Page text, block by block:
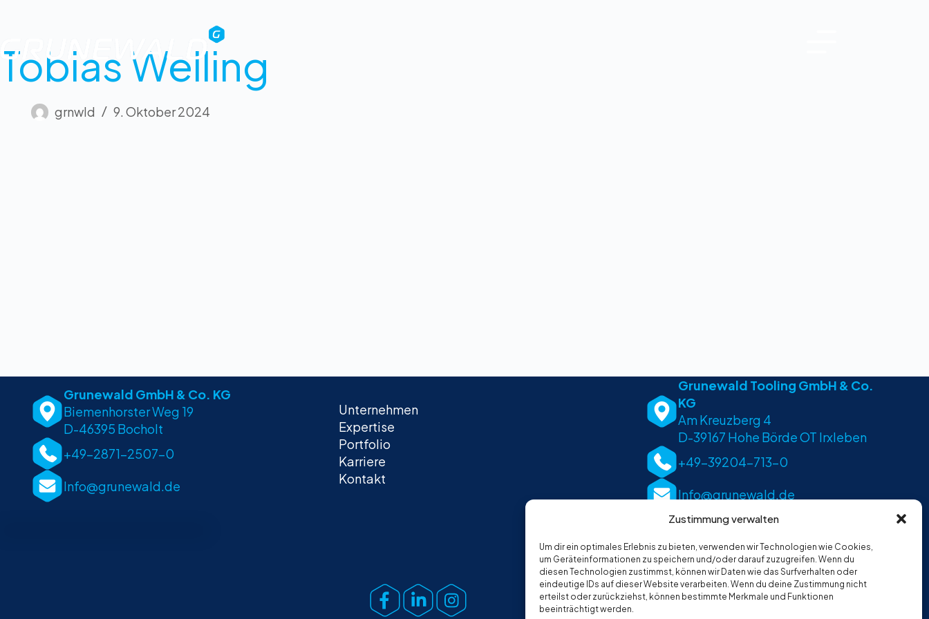
Zustimmung verwalten
Um dir ein optimales Erlebnis zu bieten, verwenden wir Technologien wie Cookies,
um Geräteinformationen zu speichern und/oder darauf zuzugreifen. Wenn du
diesen Technologien zustimmst, können wir Daten wie das Surfverhalten oder
eindeutige IDs auf dieser Website verarbeiten. Wenn du deine Zustimmung nicht
erteilst oder zurückziehst, können bestimmte Merkmale und Funktionen
beeinträchtigt werden.
Tobias Welling
grnwld 9. Oktober 2024
Grunewald GmbH & Co. KG
Biemenhorster Weg 19
D-46395 Bocholt
+49-2871-2507-0
Info@grunewald.de
Unternehmen
Expertise
Portfolio
Karriere
Kontakt
Grunewald Tooling GmbH & Co.
KG
Am Kreuzberg 4
D-39167 Hohe Börde OT Irxleben
+49-39204-713-0
Info@grunewald.de